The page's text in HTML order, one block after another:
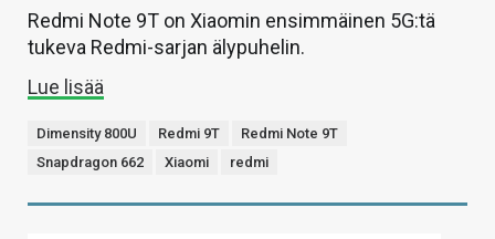
Redmi Note 9T on Xiaomin ensimmäinen 5G:tä
tukeva Redmi-sarjan älypuhelin.
Lue lisää
Dimensity 800U Redmi 9T
Redmi Note 9T
Snapdragon 662
Xiaomi redmi